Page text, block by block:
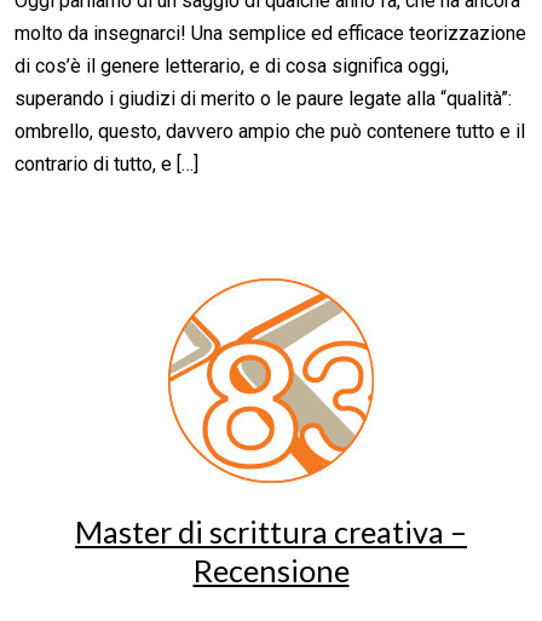
molto da insegnarci! Una semplice ed efficace teorizzazione
di cos’è il genere letterario, e di cosa significa oggi,
superando i giudizi di merito o le paure legate alla “qualità”:
ombrello, questo, davvero ampio che può contenere tutto e il
contrario di tutto, e […]
Master di scrittura creativa –
Recensione